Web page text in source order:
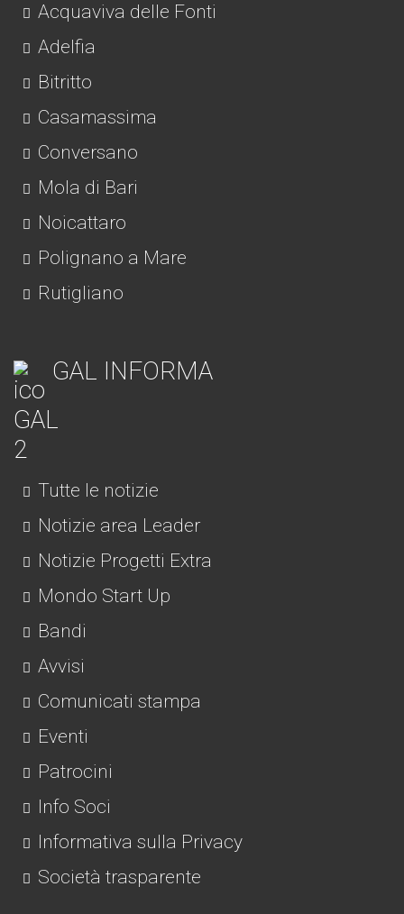
Acquaviva delle Fonti
Adelfia
Bitritto
Casamassima
Conversano
Mola di Bari
Noicattaro
Polignano a Mare
Rutigliano
GAL INFORMA
Tutte le notizie
Notizie area Leader
Notizie Progetti Extra
Mondo Start Up
Bandi
Avvisi
Comunicati stampa
Eventi
Patrocini
Info Soci
Informativa sulla Privacy
Società trasparente